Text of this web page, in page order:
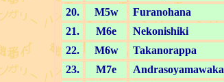
20.
M5w Furanohana
21.
M6e Nekonishiki
22.
M6w Takanorappa
23.
M7e Andrasoyamawaka